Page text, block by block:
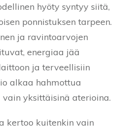
hyöty syntyy siitä,
ponnistuksen tarpeen.
ja ravintoarvojen
energiaa jää
ja terveellisiin
alkaa hahmottua
vain yksittäisinä aterioina.
kertoo kuitenkin vain